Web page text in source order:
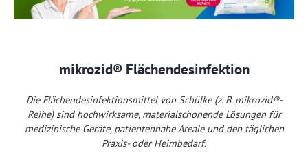
mikrozid® Flächendesinfektion
Die Flächendesinfektionsmittel von Schülke (z. B. mikrozid®-
Reihe) sind hochwirksame, materialschonende Lösungen für
medizinische Geräte, patientennahe Areale und den täglichen
Praxis- oder Heimbedarf.